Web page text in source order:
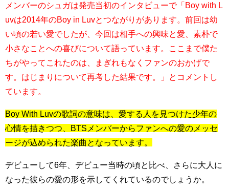
メンバーのシュガは発売当初のインタビューで「Boy with L
uvは2014年のBoy in Luvとつながりがあります。前回は幼
い頃の若い愛でしたが、今回は相手への興味と愛、素朴で
小さなことへの喜びについて語っています。ここまで僕た
ちがやってこれたのは、まぎれもなくファンのおかげで
す。はじまりについて再考した結果です。」とコメントし
ています。
Boy With Luvの歌詞の意味は、愛する人を見つけた少年の
心情を描きつつ、BTSメンバーからファンへの愛のメッセ
ージが込められた楽曲となっています。
デビューして6年、デビュー当時の頃と比べ、さらに大人に
なった彼らの愛の形を示してくれているのでしょうか。